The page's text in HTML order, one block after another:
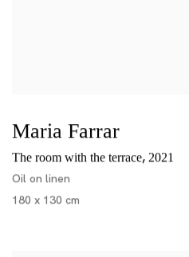
Maria Farrar
The room with the terrace, 2021
Oil on linen
180 x 130 cm